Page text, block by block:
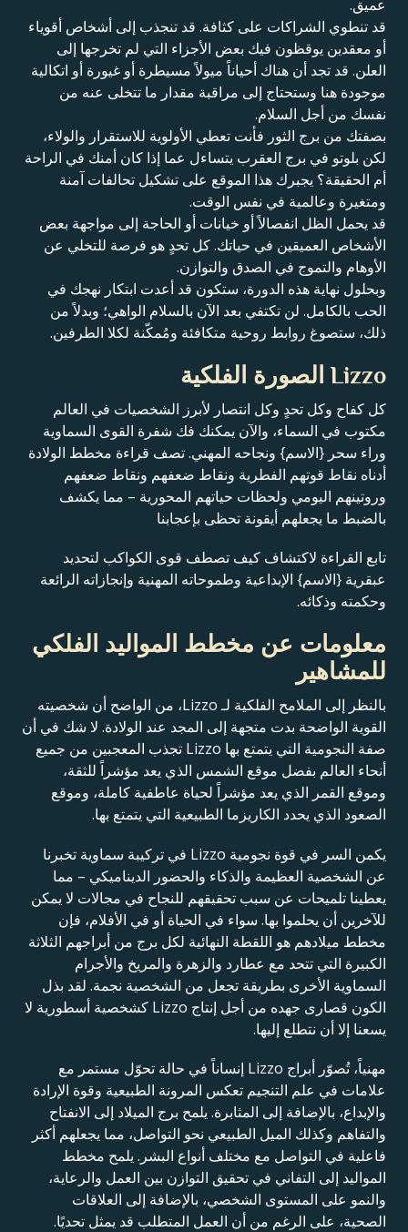
عميق.
قد تنطوي الشراكات على كثافة. قد تنجذب إلى أشخاص أقوياء
أو معقدين يوقظون فيك بعض الأجزاء التي لم تخرجها إلى
العلن. قد تجد أن هناك أحياناً ميولاً مسيطرة أو غيورة أو اتكالية
موجودة هنا وستحتاج إلى مراقبة مقدار ما تتخلى عنه من
نفسك من أجل السلام.
بصفتك من برج الثور فأنت تعطي الأولوية للاستقرار والولاء،
لكن بلوتو في برج العقرب يتساءل عما إذا كان أمنك في الراحة
أم الحقيقة؟ يجبرك هذا الموقع على تشكيل تحالفات آمنة
ومتغيرة وعالمية في نفس الوقت.
قد يحمل الظل انفصالاً أو خيانات أو الحاجة إلى مواجهة بعض
الأشخاص العميقين في حياتك. كل تحدٍ هو فرصة للتخلي عن
الأوهام والتموج في الصدق والتوازن.
وبحلول نهاية هذه الدورة، ستكون قد أعدت ابتكار نهجك في
الحب بالكامل. لن تكتفي بعد الآن بالسلام الواهي؛ وبدلاً من
ذلك، ستصوغ روابط روحية متكافئة ومُمكّنة لكلا الطرفين.
Lizzo الصورة الفلكية
كل كفاح وكل تحدٍ وكل انتصار لأبرز الشخصيات في العالم
مكتوب في السماء، والآن يمكنك فك شفرة القوى السماوية
وراء سحر {الاسم} ونجاحه المهني. تصف قراءة مخطط الولادة
أدناه نقاط قوتهم الفطرية ونقاط ضعفهم ونقاط ضعفهم
وروتينهم اليومي ولحظات حياتهم المحورية – مما يكشف
بالضبط ما يجعلهم أيقونة تحظى بإعجابنا
تابع القراءة لاكتشاف كيف تصطف قوى الكواكب لتحديد
عبقرية {الاسم} الإبداعية وطموحاته المهنية وإنجازاته الرائعة
وحكمته وذكائه.
معلومات عن مخطط المواليد الفلكي
للمشاهير
بالنظر إلى الملامح الفلكية لـ Lizzo، من الواضح أن شخصيته
القوية الواضحة بدت متجهة إلى المجد عند الولادة. لا شك في أن
صفة النجومية التي يتمتع بها Lizzo تجذب المعجبين من جميع
أنحاء العالم بفضل موقع الشمس الذي يعد مؤشراً للثقة،
وموقع القمر الذي يعد مؤشراً لحياة عاطفية كاملة، وموقع
الصعود الذي يحدد الكاريزما الطبيعية التي يتمتع بها.
يكمن السر في قوة نجومية Lizzo في تركيبة سماوية تخبرنا
عن الشخصية العظيمة والذكاء والحضور الديناميكي – مما
يعطينا تلميحات عن سبب تحقيقهم للنجاح في مجالات لا يمكن
للآخرين أن يحلموا بها. سواء في الحياة أو في الأفلام، فإن
مخطط ميلادهم هو اللقطة النهائية لكل برج من أبراجهم الثلاثة
الكبيرة التي تتحد مع عطارد والزهرة والمريخ والأجرام
السماوية الأخرى بطريقة تجعل من الشخصية نجمة. لقد بذل
الكون قصارى جهده من أجل إنتاج Lizzo كشخصية أسطورية لا
يسعنا إلا أن نتطلع إليها.
مهنياً، تُصوّر أبراج Lizzo إنساناً في حالة تحوّل مستمر مع
علامات في علم التنجيم تعكس المرونة الطبيعية وقوة الإرادة
والإبداع، بالإضافة إلى المثابرة. يلمح برج الميلاد إلى الانفتاح
والتفاهم وكذلك الميل الطبيعي نحو التواصل، مما يجعلهم أكثر
فاعلية في التواصل مع مختلف أنواع البشر. يلمح مخطط
المواليد إلى التفاني في تحقيق التوازن بين العمل والرعاية،
والنمو على المستوى الشخصي، بالإضافة إلى العلاقات
الصحية، على الرغم من أن العمل المتطلب قد يمثل تحديًا.